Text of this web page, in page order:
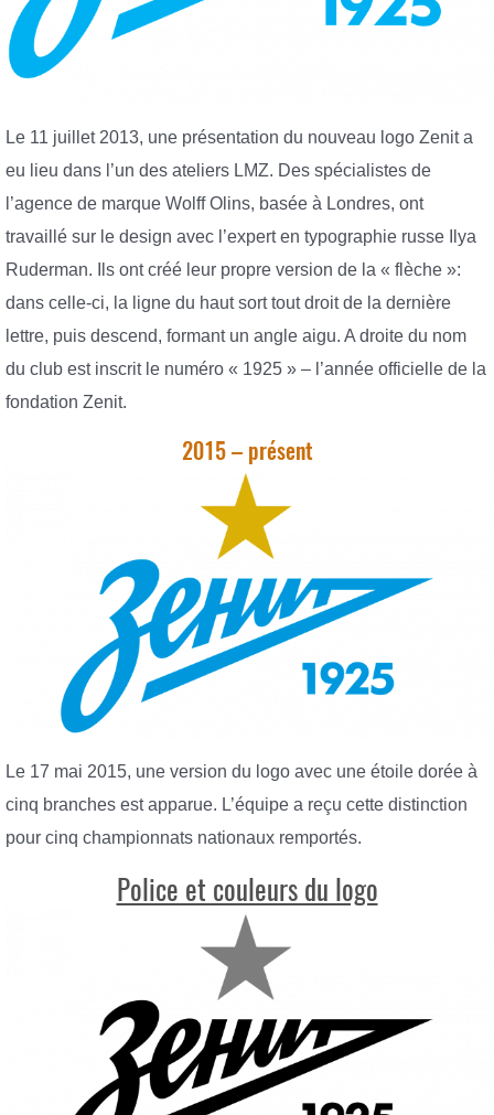
Le 11 juillet 2013, une présentation du nouveau logo Zenit a
eu lieu dans l’un des ateliers LMZ. Des spécialistes de
l’agence de marque Wolff Olins, basée à Londres, ont
travaillé sur le design avec l’expert en typographie russe Ilya
Ruderman. Ils ont créé leur propre version de la « flèche »:
dans celle-ci, la ligne du haut sort tout droit de la dernière
lettre, puis descend, formant un angle aigu. A droite du nom
du club est inscrit le numéro « 1925 » – l’année officielle de la
fondation Zenit.
2015 – présent
Le 17 mai 2015, une version du logo avec une étoile dorée à
cinq branches est apparue. L’équipe a reçu cette distinction
pour cinq championnats nationaux remportés.
Police et couleurs du logo